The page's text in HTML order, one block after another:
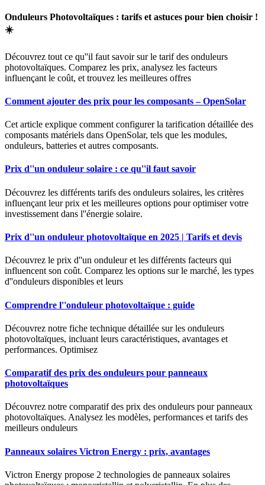
Onduleurs Photovoltaïques : tarifs et astuces pour bien choisir !
☀️
Découvrez tout ce qu''il faut savoir sur le tarif des onduleurs
photovoltaïques. Comparez les prix, analysez les facteurs
influençant le coût, et trouvez les meilleures offres
Comment ajouter des prix pour les composants – OpenSolar
Cet article explique comment configurer la tarification détaillée des
composants matériels dans OpenSolar, tels que les modules,
onduleurs, batteries et autres composants.
Prix d''un onduleur solaire : ce qu''il faut savoir
Découvrez les différents tarifs des onduleurs solaires, les critères
influençant leur prix et les meilleures options pour optimiser votre
investissement dans l''énergie solaire.
Prix d''un onduleur photovoltaïque en 2025 | Tarifs et devis
Découvrez le prix d''un onduleur et les différents facteurs qui
influencent son coût. Comparez les options sur le marché, les types
d''onduleurs disponibles et leurs
Comprendre l''onduleur photovoltaïque : guide
Découvrez notre fiche technique détaillée sur les onduleurs
photovoltaïques, incluant leurs caractéristiques, avantages et
performances. Optimisez
Comparatif des prix des onduleurs pour panneaux
photovoltaïques
Découvrez notre comparatif des prix des onduleurs pour panneaux
photovoltaïques. Analysez les modèles, performances et tarifs des
meilleurs onduleurs
Panneaux solaires Victron Energy : prix, avantages
Victron Energy propose 2 technologies de panneaux solaires